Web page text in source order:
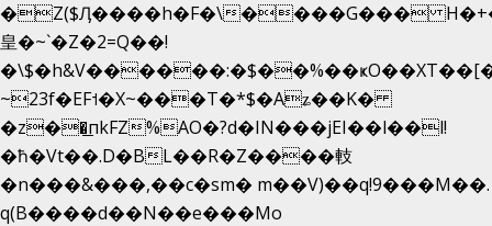
�Z($Ӆ����h�F�\����G���
皇�~`�Z�2=Q��!
~23f�EF˦�X~���T�*$�Aʑ��K�
�z��͟пkFZ%AO�?d�IN���jEI��l��l!
�ħ�Vt��.D�BL��R�Z����䡋
�n���&���,��c�sm� m��V)��q!9���M��.
q(B����d��N��e���Mo